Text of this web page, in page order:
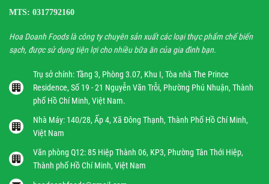
MTS: 0317792160
Hoa Doanh Foods là công ty chuyên sản xuất các loại thực phẩm chế biến
sạch, được sử dụng tiện lợi cho nhiều bữa ăn của gia đình bạn.
Trụ sở chính: Tầng 3, Phòng 3.07, Khu I, Tòa nhà The Prince
Residence, Số 19 - 21 Nguyễn Văn Trỗi, Phường Phú Nhuận, Thành
phố Hồ Chí Minh, Việt Nam.
Nhà Máy: 140/28, Ấp 4, Xã Đông Thạnh, Thành Phố Hồ Chí Minh,
Việt Nam
Văn phòng Q12: 85 Hiệp Thành 06, KP3, Phường Tân Thới Hiệp,
Thành phố Hồ Chí Minh, Việt Nam